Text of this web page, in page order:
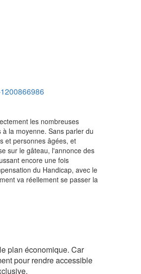
les nombreuses
la moyenne. Sans parler du
et personnes âgées, et
sur le gâteau, l'annonce des
encore une fois
du Handicap, avec le
va réellement se passer la
plan économique. Car
pour rendre accessible